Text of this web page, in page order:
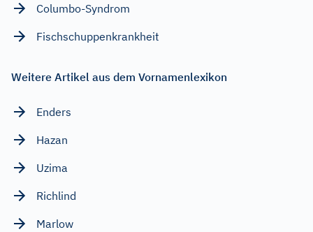
Columbo-Syndrom
Fischschuppenkrankheit
Weitere Artikel aus dem Vornamenlexikon
Enders
Hazan
Uzima
Richlind
Marlow